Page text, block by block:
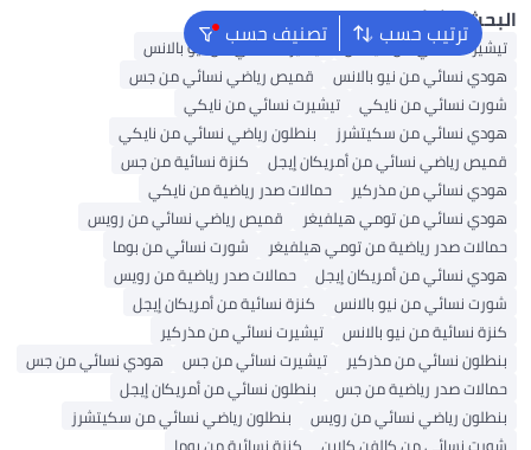
ترتيب حسب تصنيف حسب الشائع
نسائي من أديداس
تيشيرت نسائي من نيو بالانس
نسائي من نيو بالانس
قميص رياضي نسائي من جس
نسائي من نايكي
تيشيرت نسائي من نايكي
نسائي من سكيتشرز
بنطلون رياضي نسائي من نايكي
رياضي نسائي من أمريكان إيجل
كنزة نسائية من جس
نسائي من مذركير
حمالات صدر رياضية من نايكي
نسائي من تومي هيلفيغر
قميص رياضي نسائي من رويس
صدر رياضية من تومي هيلفيغر
شورت نسائي من بوما
نسائي من أمريكان إيجل
حمالات صدر رياضية من رويس
نسائي من نيو بالانس
كنزة نسائية من أمريكان إيجل
نسائية من نيو بالانس
تيشيرت نسائي من مذركير
نسائي من مذركير
تيشيرت نسائي من جس
هودي نسائي من جس
صدر رياضية من جس
بنطلون نسائي من أمريكان إيجل
رياضي نسائي من رويس
بنطلون رياضي نسائي من سكيتشرز